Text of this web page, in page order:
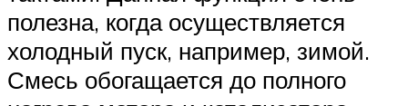
полезна, когда осуществляется
холодный пуск, например, зимой.
Смесь обогащается до полного